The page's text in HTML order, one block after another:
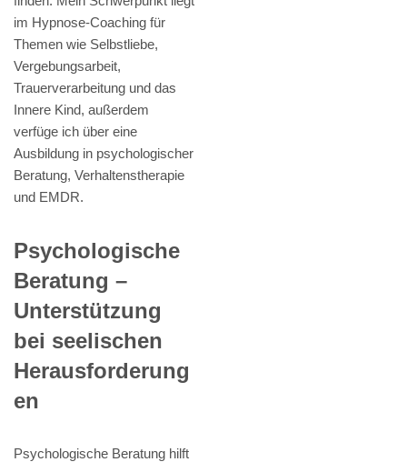
im Hypnose-Coaching für
Themen wie Selbstliebe,
Vergebungsarbeit,
Trauerverarbeitung und das
Innere Kind, außerdem
verfüge ich über eine
Ausbildung in psychologischer
Beratung, Verhaltenstherapie
und EMDR.
Psychologische
Beratung –
Unterstützung
bei seelischen
Herausforderung
en
Psychologische Beratung hilft